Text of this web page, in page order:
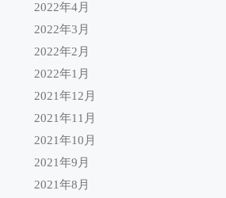
2022年4月
2022年3月
2022年2月
2022年1月
2021年12月
2021年11月
2021年10月
2021年9月
2021年8月